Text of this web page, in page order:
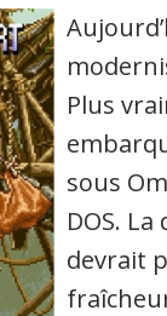
Plus
sous
DOS.
devrait